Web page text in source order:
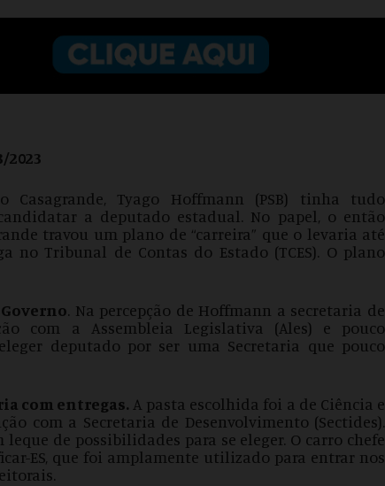
Casagrande, Tyago Hoffmann (PSB) tinha tudo
a deputado estadual. No papel, o então
travou um plano de “carreira” que o levaria até
no Tribunal de Contas do Estado (TCES). O plano
. Na percepção de Hoffmann a secretaria de
com a Assembleia Legislativa (Ales) e pouco
deputado por ser uma Secretaria que pouco
com entregas. A pasta escolhida foi a de Ciência e
com a Secretaria de Desenvolvimento (Sectides).
de possibilidades para se eleger. O carro chefe
ES, que foi amplamente utilizado para entrar nos